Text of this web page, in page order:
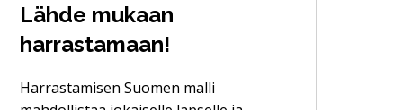
Lähde mukaan
harrastamaan!
Harrastamisen Suomen malli